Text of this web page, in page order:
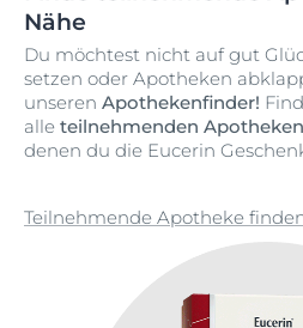
Nähe
Du möchtest nicht auf gut
setzen oder Apotheken
unseren Apothekenfinder!
alle teilnehmenden
denen du die Eucerin
Teilnehmende Apotheke